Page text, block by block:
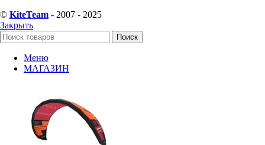
© KiteTeam - 2007 - 2025
Закрыть
Поиск
Меню
МАГАЗИН